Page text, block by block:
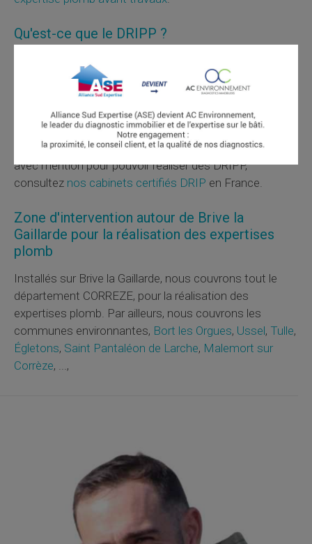
Qu'est-ce que le DRIPP ?
plomb des peintures. Il est réalisé en application d'une
mesure préfectorale d'urgence en cas de dépistage
d'un cas de saturnisme sur les enfants, ou lorsqu'un
risque d'exposition au plomb pour un mineur est
suspecté. Les diagnostiqueurs doivent être certifiés
avec mention pour pouvoir réaliser desDRIPP,
consultez nos cabinets certifiés DRIP en France.
Zone d'intervention autour de Brive la
Gaillarde pour la réalisation des expertises
plomb
Installés sur Brive la Gaillarde, nous couvrons tout le
département CORREZE, pour la réalisation des
expertises plomb. Par ailleurs, nous couvrons les
communes environnantes, Bort les Orgues, Ussel, Tulle,
Égletons, Saint Pantaléon de Larche, Malemort sur
Corrèze, ...,